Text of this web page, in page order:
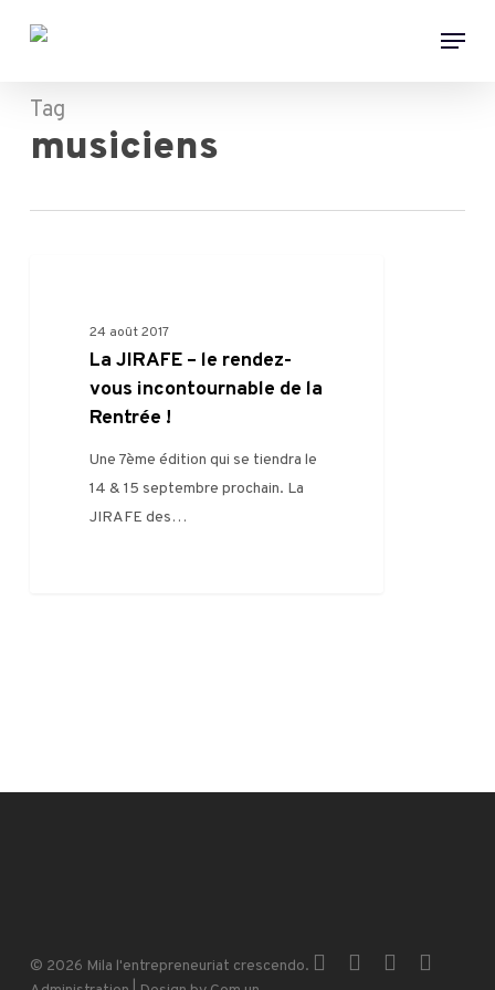
content
Menu
Tag
musiciens
24 août 2017
La JIRAFE – le rendez-
vous incontournable de la
Rentrée !
Une 7ème édition qui se tiendra le
14 & 15 septembre prochain. La
JIRAFE des…
© 2026 Mila l'entrepreneuriat crescendo. x-
facebookinstagram
email